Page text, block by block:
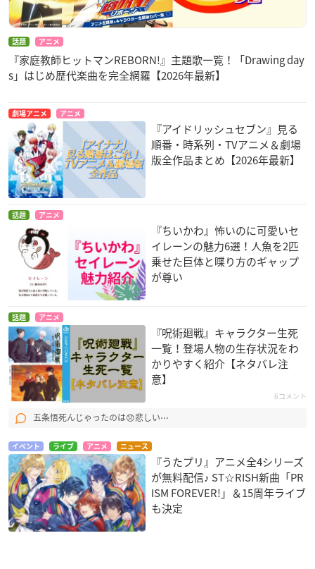
話題 アニメ
『家庭教師ヒットマンREBORN!』主題歌一覧！「Drawing day
s」はじめ歴代楽曲を完全網羅【2026年最新】
劇場アニメ アニメ
『アイドリッシュセブン』見る
順番・時系列・TVアニメ＆劇場
版全作品まとめ【2026年最新】
話題 アニメ
『ちいかわ』怖いのに可愛いセ
イレーンの魅力6選！人魚を2匹
乗せた巨体と喋り方のギャップ
が尊い
話題 アニメ
『呪術廻戦』キャラクター生死
一覧！登場人物の生存状況をわ
かりやすく紹介【ネタバレ注
意】
6コメント
五条悟死んじゃったのは😞悲しい⋯
イベント ライブ アニメ ニュース
『うたプリ』アニメ全4シリーズ
が無料配信♪ ST☆RISH新曲「PR
ISM FOREVER!」＆15周年ライブ
も決定